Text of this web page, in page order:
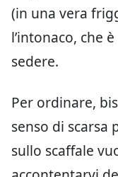
(in una vera
l’intonaco, che
sedere.
Per ordinare,
senso di scarsa
sullo scaffale